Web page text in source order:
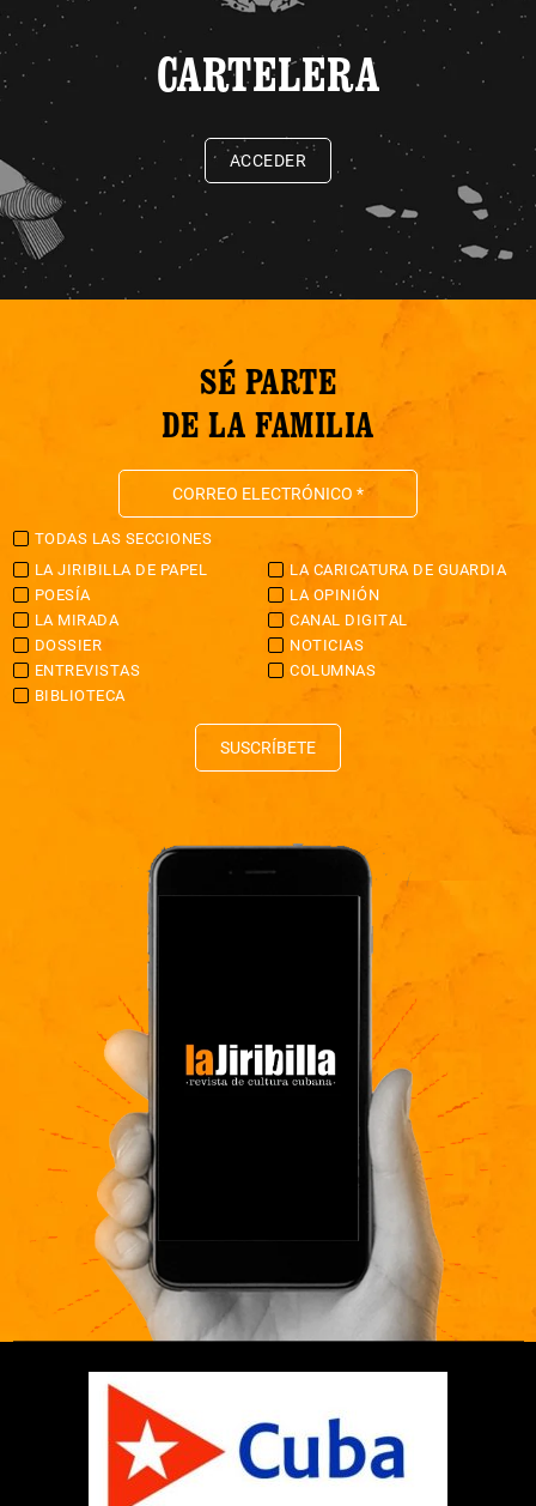
CARTELERA
ACCEDER
SÉ PARTE
DE LA FAMILIA
TODAS LAS SECCIONES
LA JIRIBILLA DE PAPEL
LA CARICATURA DE GUARDIA
POESÍA
LA OPINIÓN
LA MIRADA
CANAL DIGITAL
DOSSIER
NOTICIAS
ENTREVISTAS
COLUMNAS
BIBLIOTECA
SUSCRÍBETE